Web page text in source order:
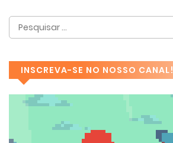
INSCREVA-SE NO NOSSO CANAL!